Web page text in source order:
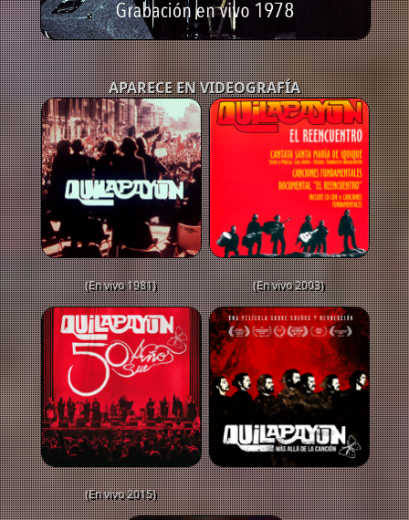
APARECE EN VIDEOGRAFÍA
(En vivo 1981) (En vivo 2003)
(En vivo 2015)